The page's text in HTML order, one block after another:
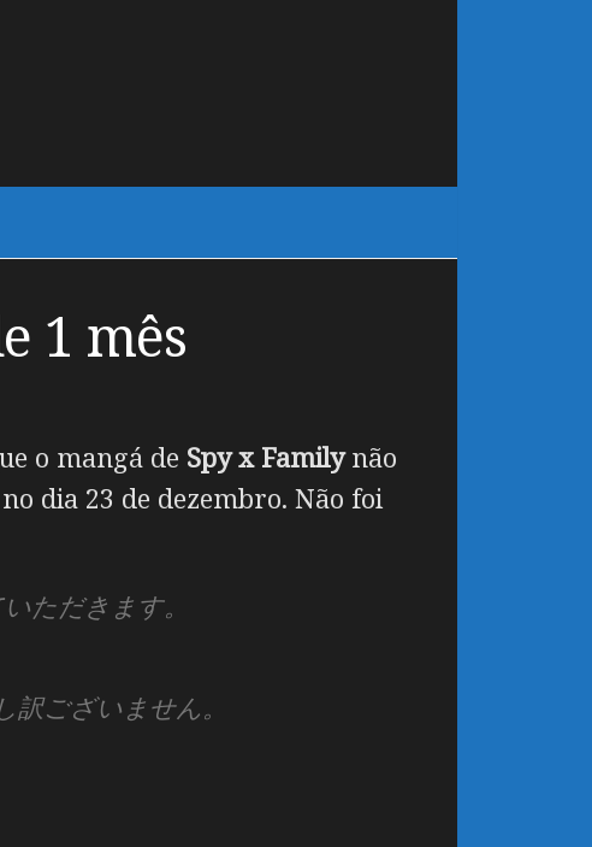
1 mês
o mangá de Spy x Familynão
dia 23 de dezembro. Não foi
ただきます。
ございません。